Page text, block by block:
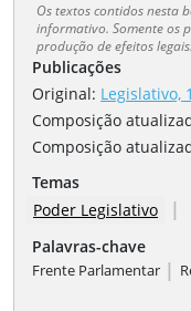
Os textos contidos nesta
informativo. Somente os
produção de efeitos legais.
Publicações
Original: Legislativo,
Composição
Composição
Temas
Poder Legislativo
|
Palavras-chave
Frente Parlamentar |